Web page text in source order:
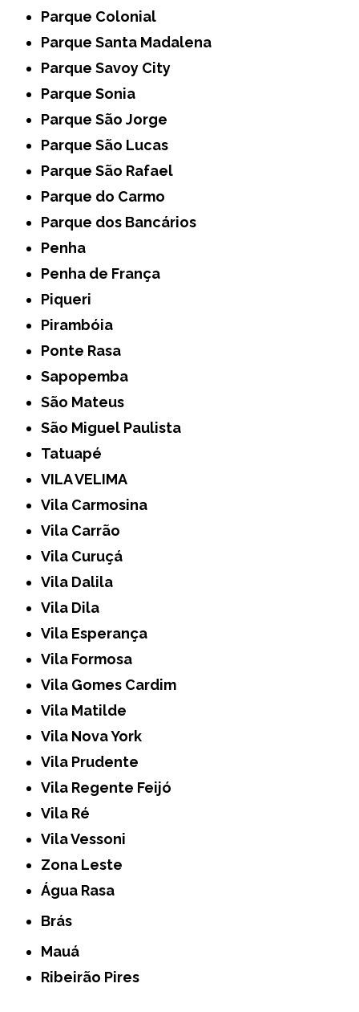
Parque Colonial
Parque Santa Madalena
Parque Savoy City
Parque Sonia
Parque São Jorge
Parque São Lucas
Parque São Rafael
Parque do Carmo
Parque dos Bancários
Penha
Penha de França
Piqueri
Pirambóia
Ponte Rasa
Sapopemba
São Mateus
São Miguel Paulista
Tatuapé
VILA VELIMA
Vila Carmosina
Vila Carrão
Vila Curuçá
Vila Dalila
Vila Dila
Vila Esperança
Vila Formosa
Vila Gomes Cardim
Vila Matilde
Vila Nova York
Vila Prudente
Vila Regente Feijó
Vila Ré
Vila Vessoni
Zona Leste
Água Rasa
Brás
Mauá
Ribeirão Pires